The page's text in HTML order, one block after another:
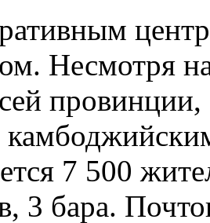
Несмотря
7 500
3 бара.